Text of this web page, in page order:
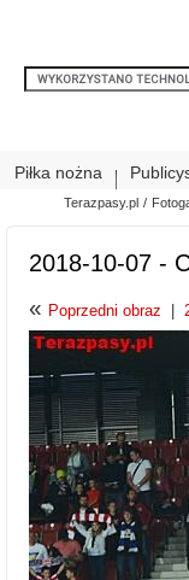
Piłka nożna
Terazpasy.pl /
2018-10-07 -
« Poprzedni obraz